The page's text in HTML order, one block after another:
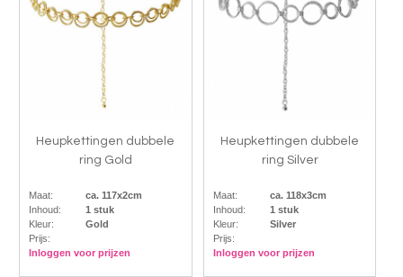
Heupkettingen dubbele
ring Gold
Maat:
ca. 117x2cm
Inhoud:
1 stuk
Kleur:
Gold
Prijs:
Inloggen voor prijzen
Heupkettingen dubbele
ring Silver
Maat:
ca. 118x3cm
Inhoud:
1 stuk
Kleur:
Silver
Prijs:
Inloggen voor prijzen